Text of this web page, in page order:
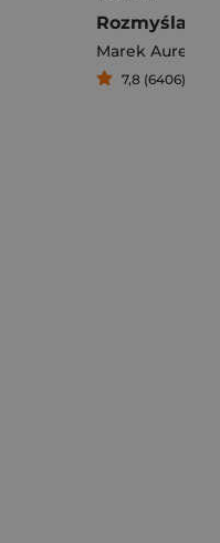
Rozmyślania
Marek
7,8 (6406)